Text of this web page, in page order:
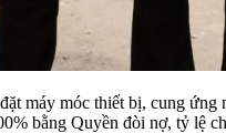
máy móc thiết bị, cung
bằng Quyền đòi nợ, tỷ lệ